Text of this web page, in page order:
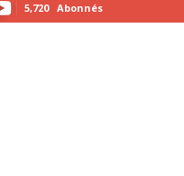
5,720 Abonnés